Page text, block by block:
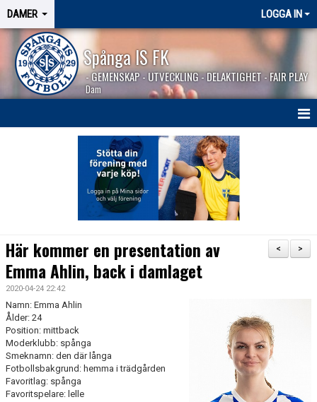
DAMER LOGGA IN
Spånga IS FK
- GEMENSKAP - UTVECKLING - DELAKTIGHET - FAIR PLAY
Dam
MATCHER
BILDGALLERI
KONTAKT
DOKUMENT
TIDIGARE SÄSONGER
>
<
Här kommer en presentation av
Emma Ahlin, back i damlaget
2020-04-24 22:42
Namn: Emma Ahlin
Ålder: 24
Position: mittback
Moderklubb: spånga
Smeknamn: den där långa
Fotbollsbakgrund: hemma i trädgården
Favoritlag: spånga
Favoritspelare: lelle